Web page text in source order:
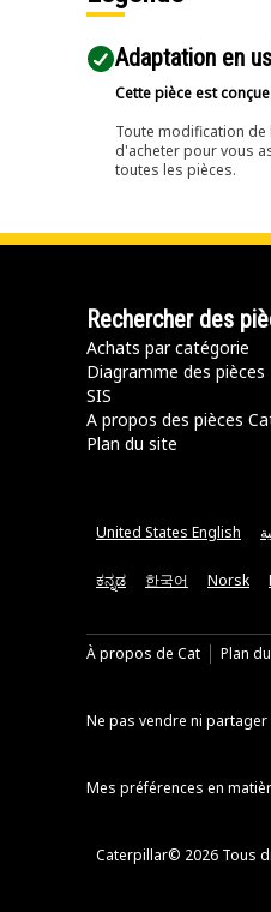
Adaptation en
Cette pièce est
Toute modification
d'acheter pour vous
toutes les pièces.
Rechercher des
Achats par catégorie
Diagramme des pièces
SIS
A propos des pièces
Plan du site
United States English
ಕನ್ನಡ 한국어 Norsk
À propos de Cat Plan
Ne pas vendre ni
Mes préférences en
Caterpillar© 2026 Tous